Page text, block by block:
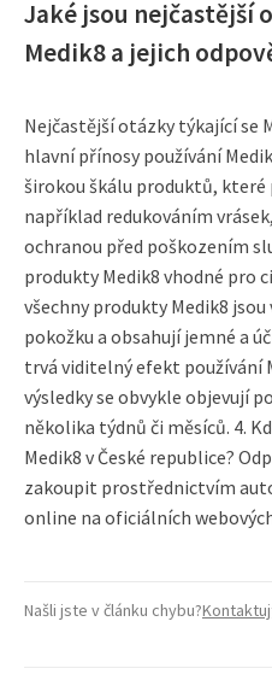
Jaké jsou nejčastější
Medik8 a jejich
Nejčastější otázky týkající se
hlavní přínosy používání
širokou škálu produktů,
například redukováním
ochranou před poškozením
produkty Medik8 vhodné pro
všechny produkty Medik8
pokožku a obsahují jemné a
trvá viditelný efekt používání
výsledky se obvykle objevují
několika týdnů či měsíců. 4.
Medik8 v České republice?
zakoupit prostřednictvím
online na oficiálních
Našli jste v článku chybu?